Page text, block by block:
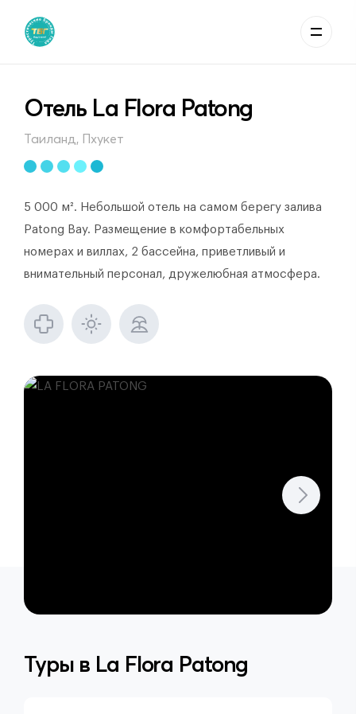
Отель La Flora Patong
Таиланд, Пхукет
5 000 м². Небольшой отель на самом берегу залива
Patong Bay. Размещение в комфортабельных
номерах и виллах, 2 бассейна, приветливый и
внимательный персонал, дружелюбная атмосфера.
Туры в La Flora Patong